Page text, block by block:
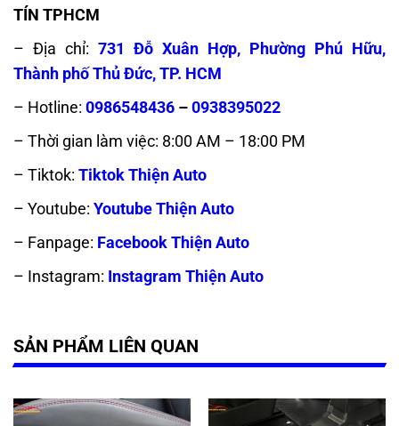
TÍN TPHCM
– Địa chỉ: 731 Đỗ Xuân Hợp, Phường Phú Hữu,
Thành phố Thủ Đức, TP. HCM
– Hotline: 0986548436 –0938395022
– Thời gian làm việc: 8:00 AM – 18:00 PM
– Tiktok: Tiktok Thiện Auto
– Youtube: Youtube Thiện Auto
– Fanpage: Facebook Thiện Auto
– Instagram: Instagram Thiện Auto
SẢN PHẨM LIÊN QUAN